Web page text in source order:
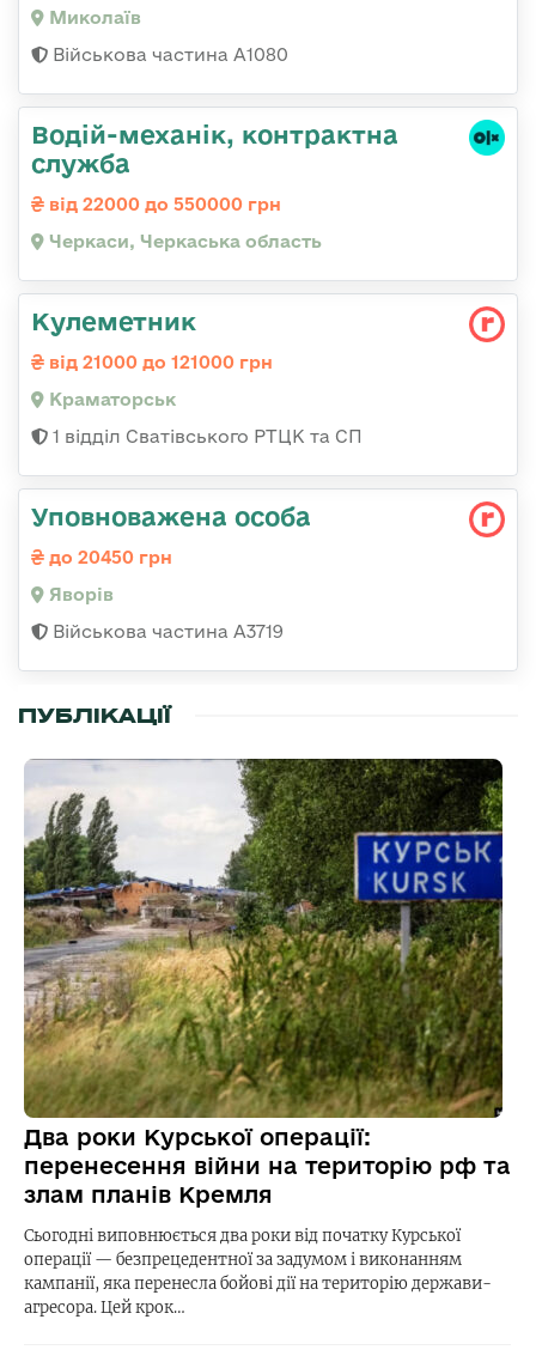
Миколаїв
Військова частина А1080
Водій-механік, контрактна
служба
від 22000 до 550000 грн
Черкаси, Черкаська область
Кулеметник
від 21000 до 121000 грн
Краматорськ
1 відділ Сватівського РТЦК та СП
Уповноважена особа
до 20450 грн
Яворів
Військова частина А3719
ПУБЛІКАЦІЇ
Два роки Курської операції:
перенесення війни на територію рф та
злам планів Кремля
Сьогодні виповнюється два роки від початку Курської
операції — безпрецедентної за задумом і виконанням
кампанії, яка перенесла бойові дії на територію держави-
агресора. Цей крок…